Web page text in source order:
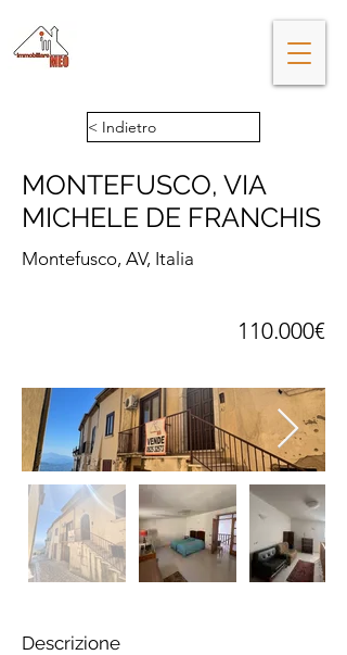
< Indietro
MONTEFUSCO, VIA
MICHELE DE FRANCHIS
Montefusco, AV, Italia
110.000€
Descrizione